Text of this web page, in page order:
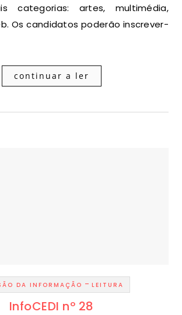
categorias: artes, multimédia,
Os candidatos poderão inscrever-
continuar a ler
DA INFORMAÇÃO - LEITURA
InfoCEDI nº 28